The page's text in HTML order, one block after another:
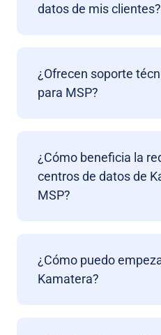
datos de mis clientes?
¿Ofrecen soporte
para MSP?
¿Cómo beneficia la
centros de datos de
MSP?
¿Cómo puedo
Kamatera?